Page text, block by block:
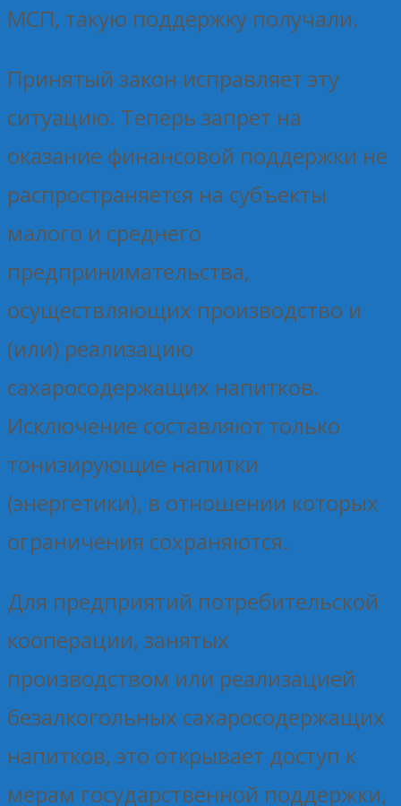
МСП, такую поддержку получали.
Принятый закон исправляет эту
ситуацию. Теперь запрет на
оказание финансовой поддержки не
распространяется на субъекты
малого и среднего
предпринимательства,
осуществляющих производство и
(или) реализацию
сахаросодержащих напитков.
Исключение составляют только
тонизирующие напитки
(энергетики), в отношении которых
ограничения сохраняются.
Для предприятий потребительской
кооперации, занятых
производством или реализацией
безалкогольных сахаросодержащих
напитков, это открывает доступ к
мерам государственной поддержки,